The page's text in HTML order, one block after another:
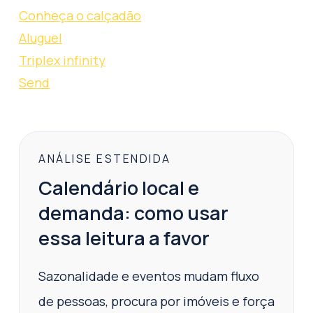
Conheça o calçadão
Aluguel
Triplex infinity
Send
ANÁLISE ESTENDIDA
Calendário local e
demanda: como usar
essa leitura a favor
Sazonalidade e eventos mudam fluxo
de pessoas, procura por imóveis e força